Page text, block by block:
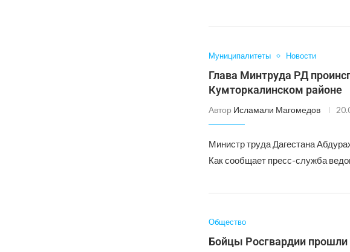
Муниципалитеты Новости
Глава Минтруда РД
Кумторкалинском районе
Автор Исламали Магомедов
Министр труда Дагестана
Как сообщает пресс-служба
Общество
Бойцы Росгвардии